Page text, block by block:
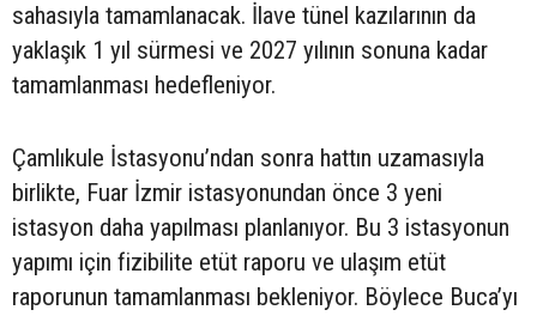
sahasıyla tamamlanacak. İlave tünel kazılarının da
yaklaşık 1 yıl sürmesi ve 2027 yılının sonuna kadar
tamamlanması hedefleniyor.
Çamlıkule İstasyonu’ndan sonra hattın uzamasıyla
birlikte, Fuar İzmir istasyonundan önce 3 yeni
istasyon daha yapılması planlanıyor. Bu 3 istasyonun
yapımı için fizibilite etüt raporu ve ulaşım etüt
raporunun tamamlanması bekleniyor. Böylece Buca’yı